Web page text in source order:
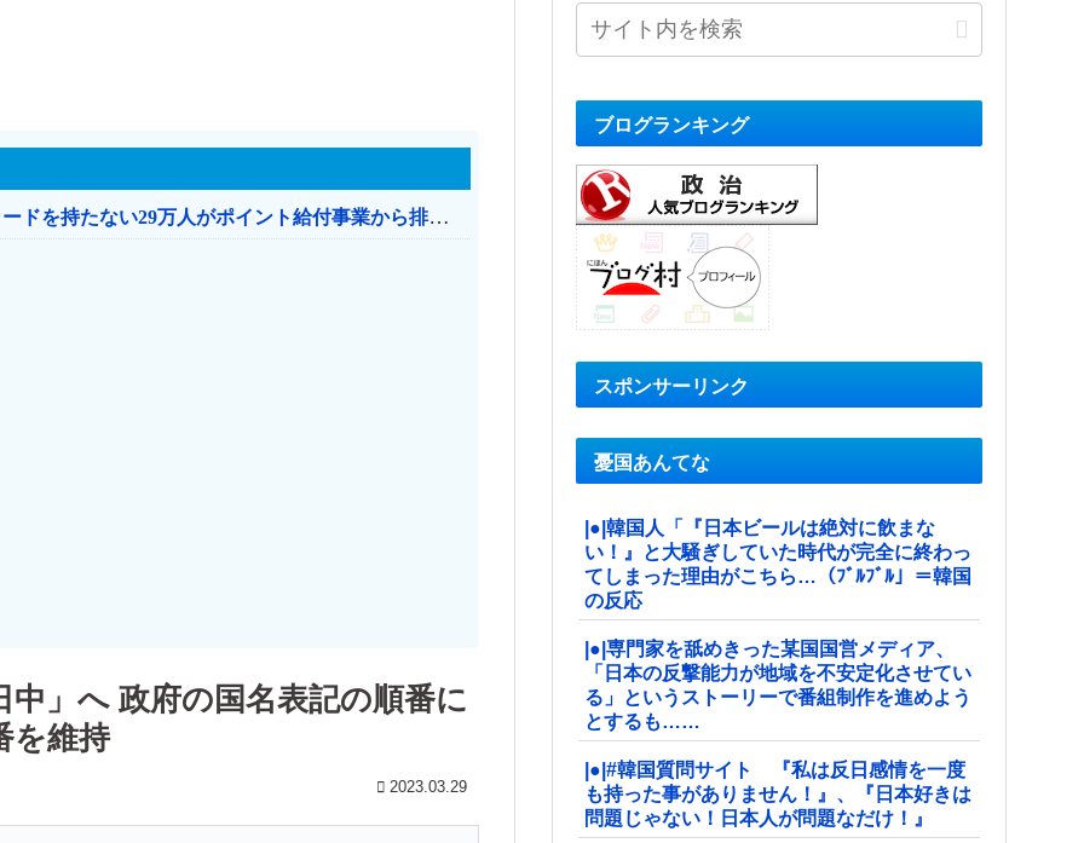
共産党「これは酷い…京都市でマイナンバーカードを持たない29万人がポイント給付事業から排除された」
」へ 政府の国名表記の順番に
を維持
2023.03.29
ブログランキング
スポンサーリンク
憂国あんてな
|●|韓国人「『日本ビールは絶対に飲まな
い！』と大騒ぎしていた時代が完全に終わっ
てしまった理由がこちら…（ﾌﾞﾙﾌﾞﾙ」＝韓国
の反応
|●|専門家を舐めきった某国国営メディア、
「日本の反撃能力が地域を不安定化させてい
る」というストーリーで番組制作を進めよう
とするも……
|●|#韓国質問サイト 『私は反日感情を一度
も持った事がありません！』、『日本好きは
問題じゃない！日本人が問題なだけ！』